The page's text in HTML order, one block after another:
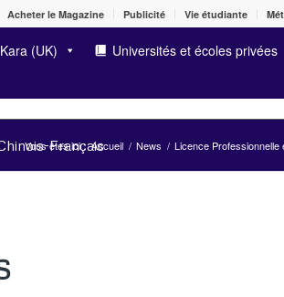
Acheter le Magazine Publicité Vie étudiante
(UK) Universités et écoles privées
Français
Vous êtes ici : Accueil / News / Licence Professionnelle